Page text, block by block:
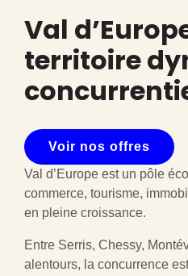
Val
territoire
Voir nos offres
Val d’Europe est un pôle
commerce, tourisme,
en pleine croissance.
Entre Serris, Chessy,
alentours, la concurrence